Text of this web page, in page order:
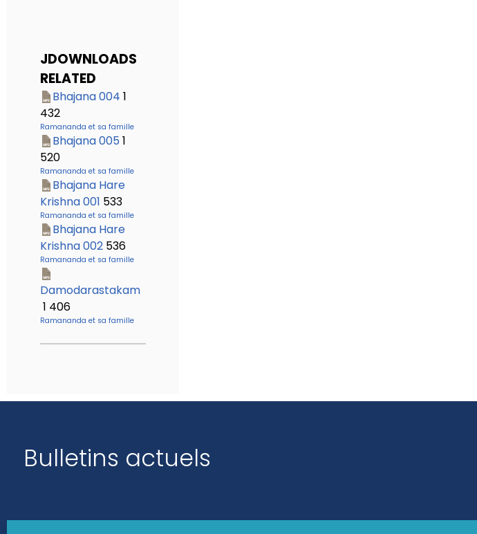
JDOWNLOADS
RELATED
Bhajana 004 1
432
Ramananda et sa famille
Bhajana 005 1
520
Ramananda et sa famille
Bhajana Hare
Krishna 001 533
Ramananda et sa famille
Bhajana Hare
Krishna 002 536
Ramananda et sa famille
Damodarastakam
1 406
Ramananda et sa famille
Bulletins actuels